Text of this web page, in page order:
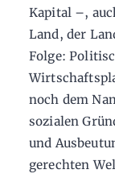
Kapital –,
Land, der
Folge:
noch dem
sozialen
und
gerechten